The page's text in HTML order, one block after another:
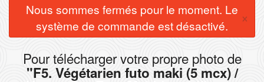
Commander en ligne
Emplacement
Français
Nous sommes fermés pour le moment. Le
système de commande est désactivé.
×
Pour télécharger votre propre photo de
"F5. Végétarien futo maki (5 mcx) /